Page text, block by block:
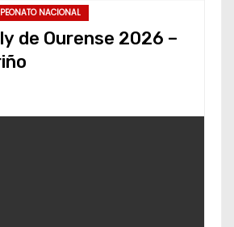
NACIONAL
de Ourense 2026 –